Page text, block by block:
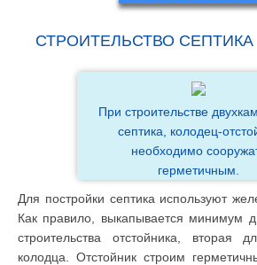
СТРОИТЕЛЬСТВО СЕПТИКА
При строительстве
септика, колодец-
необходимо
герметичным.
Для постройки септика используют
Как правило, выкапывается минимум
строительства отстойника, вторая
колодца. Отстойник строим